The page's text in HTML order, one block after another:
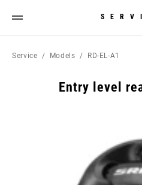
Service Models RD-EL-A1
Entry level